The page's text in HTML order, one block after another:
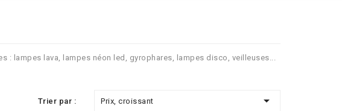
lampes lava, lampes néon led, gyrophares, lampes disco, veilleuses...
Trier par : Prix, croissant 